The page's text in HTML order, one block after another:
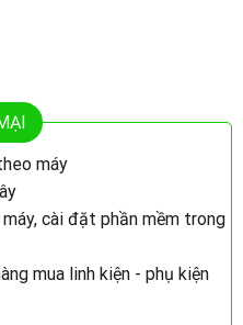
máy
cài đặt phần mềm trong
mua linh kiện - phụ kiện